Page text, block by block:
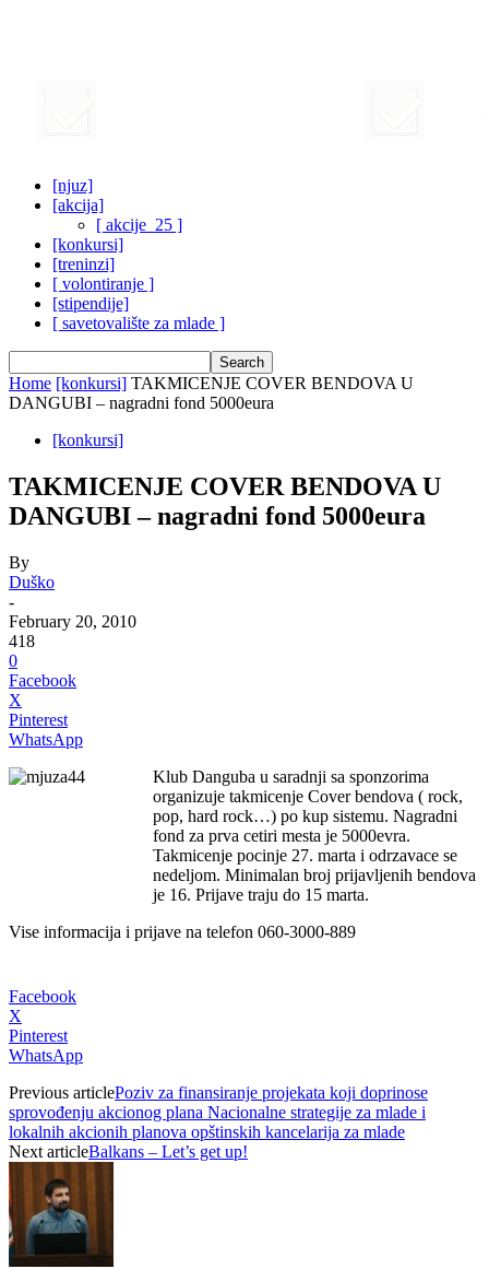
[njuz]
[akcija]
[ akcije_25 ]
[konkursi]
[treninzi]
[ volontiranje ]
[stipendije]
[ savetovalište za mlade ]
Home [konkursi] TAKMICENJE COVER BENDOVA U
DANGUBI – nagradni fond 5000eura
[konkursi]
TAKMICENJE COVER BENDOVA U
DANGUBI – nagradni fond 5000eura
By
Duško
-
February 20, 2010
418
0
Facebook
X
Pinterest
WhatsApp
Klub Danguba u saradnji sa sponzorima
organizuje takmicenje Cover bendova ( rock,
pop, hard rock…) po kup sistemu. Nagradni
fond za prva cetiri mesta je 5000evra.
Takmicenje pocinje 27. marta i odrzavace se
nedeljom. Minimalan broj prijavljenih bendova
je 16. Prijave traju do 15 marta.
Vise informacija i prijave na telefon 060-3000-889
Facebook
X
Pinterest
WhatsApp
Previous articlePoziv za finansiranje projekata koji doprinose
sprovođenju akcionog plana Nacionalne strategije za mlade i
lokalnih akcionih planova opštinskih kancelarija za mlade
Next articleBalkans – Let’s get up!